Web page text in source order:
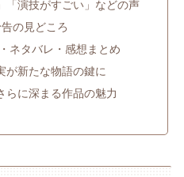
「演技がすごい」などの声
の見どころ
ネタバレ・感想まとめ
が新たな物語の鍵に
らに深まる作品の魅力